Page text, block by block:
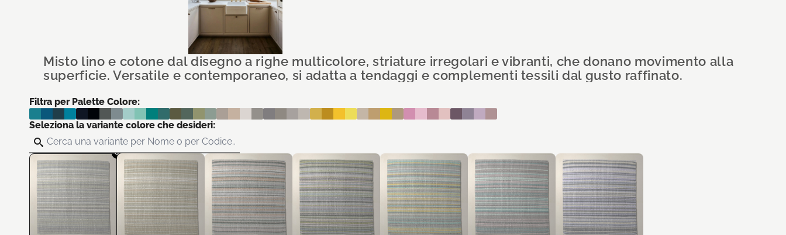
Misto lino e cotone dal disegno a righe multicolore, striature irregolari e vibranti, che donano movimento alla
superficie. Versatile e contemporaneo, si adatta a tendaggi e complementi tessili dal gusto raffinato.
Filtra per Palette Colore:
Seleziona la variante colore che desideri: